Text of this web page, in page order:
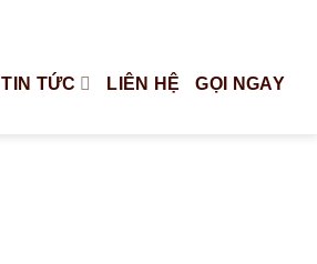
TIN TỨC LIÊN HỆ GỌI NGAY